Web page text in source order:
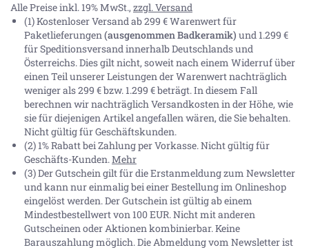
Alle Preise inkl. 19% MwSt., zzgl. Versand
(1) Kostenloser Versand ab 299 € Warenwert für
Paketlieferungen(ausgenommen Badkeramik) und 1.299 €
für Speditionsversand innerhalb Deutschlands und
Österreichs. Dies gilt nicht, soweit nach einem Widerruf über
einen Teil unserer Leistungen der Warenwert nachträglich
weniger als 299 € bzw. 1.299 € beträgt. In diesem Fall
berechnen wir nachträglich Versandkosten in der Höhe, wie
sie für diejenigen Artikel angefallen wären, die Sie behalten.
Nicht gültig für Geschäftskunden.
(2) 1% Rabatt bei Zahlung per Vorkasse. Nicht gültig für
Geschäfts-Kunden.Mehr
(3) Der Gutschein gilt für die Erstanmeldung zum Newsletter
und kann nur einmalig bei einer Bestellung im Onlineshop
eingelöst werden. Der Gutschein ist gültig ab einem
Mindestbestellwert von 100 EUR. Nicht mit anderen
Gutscheinen oder Aktionen kombinierbar. Keine
Barauszahlung möglich. Die Abmeldung vom Newsletter ist